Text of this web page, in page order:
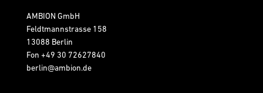
AMBION GmbH
Feldtmannstrasse 158
13088 Berlin
Fon +49 30 72627840
berlin@ambion.de